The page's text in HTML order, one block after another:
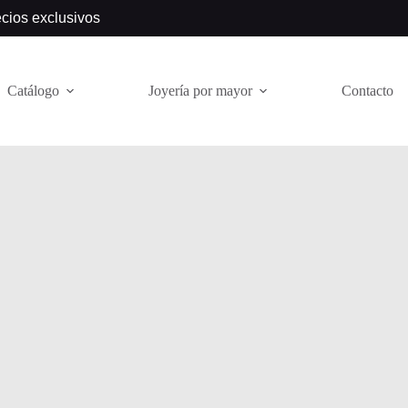
exclusivos
Catálogo Joyería por mayor Contacto